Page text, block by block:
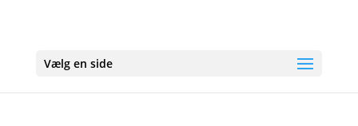
Vælg en side